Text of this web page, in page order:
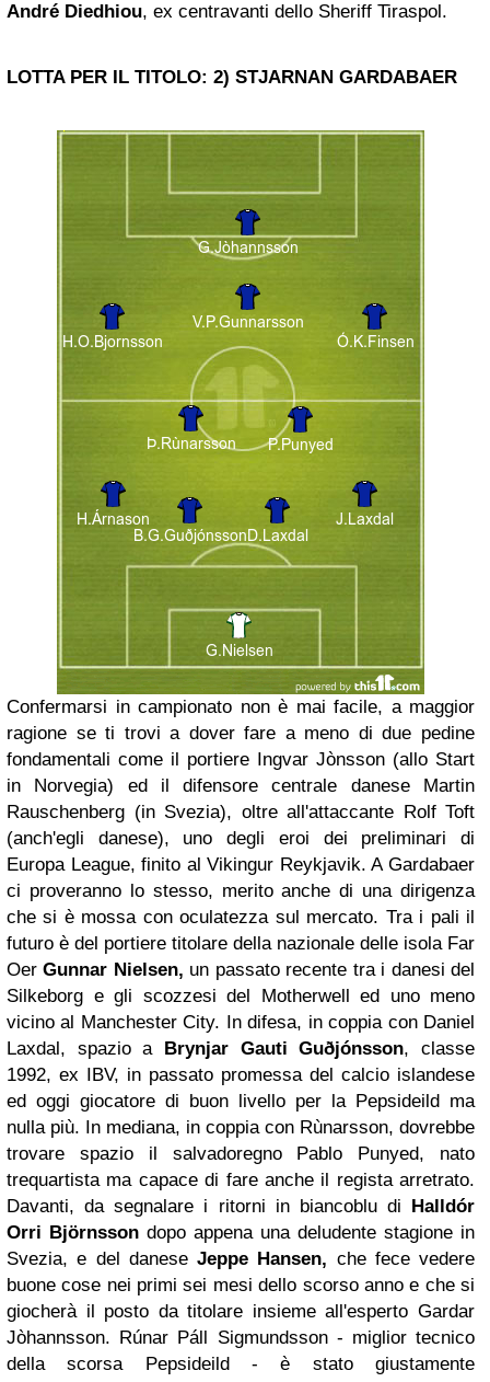
André Diedhiou, ex centravanti dello Sheriff Tiraspol.
LOTTA PER IL TITOLO: 2) STJARNAN GARDABAER
Confermarsi in campionato non è mai facile, a maggior
ragione se ti trovi a dover fare a meno di due pedine
fondamentali come il portiere Ingvar Jònsson (allo Start
in Norvegia) ed il difensore centrale danese Martin
Rauschenberg (in Svezia), oltre all'attaccante Rolf Toft
(anch'egli danese), uno degli eroi dei preliminari di
Europa League, finito al Vikingur Reykjavik. A Gardabaer
ci proveranno lo stesso, merito anche di una dirigenza
che si è mossa con oculatezza sul mercato. Tra i pali il
futuro è del portiere titolare della nazionale delle isola Far
OerGunnar Nielsen, un passato recente tra i danesi del
Silkeborg e gli scozzesi del Motherwell ed uno meno
vicino al Manchester City. In difesa, in coppia con Daniel
Laxdal, spazio a Brynjar Gauti Guðjónsson, classe
1992, ex IBV, in passato promessa del calcio islandese
ed oggi giocatore di buon livello per la Pepsideild ma
nulla più. In mediana, in coppia con Rùnarsson, dovrebbe
trovare spazio il salvadoregno Pablo Punyed, nato
trequartista ma capace di fare anche il regista arretrato.
Davanti, da segnalare i ritorni in biancoblu di Halldór
Orri Björnsson dopo appena una deludente stagione in
Svezia, e del danese Jeppe Hansen, che fece vedere
buone cose nei primi sei mesi dello scorso anno e che si
giocherà il posto da titolare insieme all'esperto Gardar
Jòhannsson. Rúnar Páll Sigmundsson - miglior tecnico
della scorsa Pepsideild - è stato giustamente